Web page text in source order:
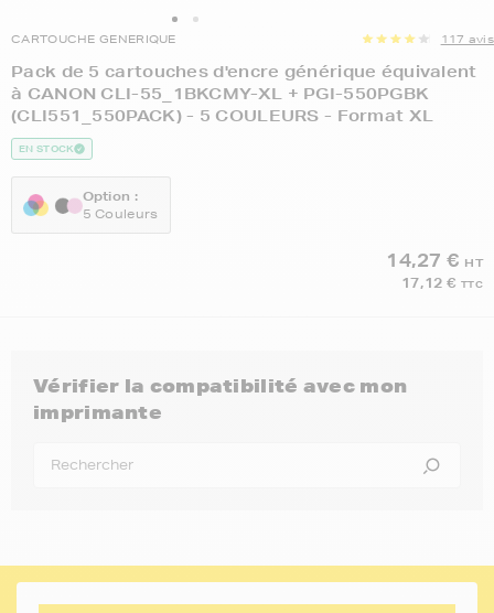
CARTOUCHE GENERIQUE 117 avis
Pack de 5 cartouches d'encre générique équivalent
à CANON CLI-55_1BKCMY-XL + PGI-550PGBK
(CLI551_550PACK) - 5 COULEURS - Format XL
EN STOCK
Option :
5 Couleurs
14,27 € HT
17,12 € TTC
Vérifier la compatibilité avec mon
imprimante